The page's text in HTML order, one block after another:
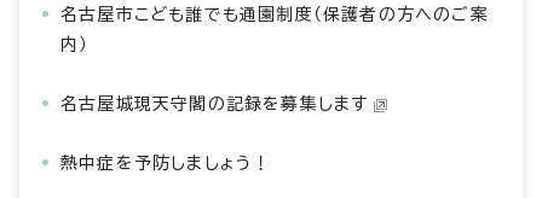
名古屋市こども誰でも通園制度（保護者の方へのご案
内）
名古屋城現天守閣の記録を募集します
熱中症を予防しましょう！